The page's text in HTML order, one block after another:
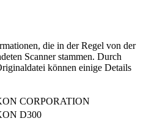
die in der Regel von der
Scanner stammen. Durch
können einige Details
CORPORATION
D300